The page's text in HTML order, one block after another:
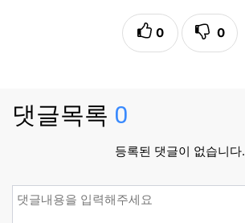
0 0
댓글목록 0
등록된 댓글이 없습니다.